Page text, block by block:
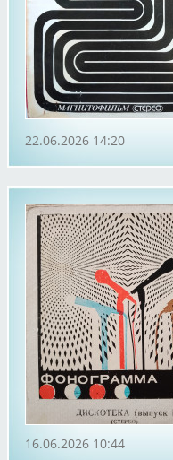
22.06.2026 14:20
16.06.2026 10:44